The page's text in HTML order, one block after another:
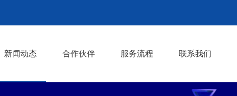
新闻动态 合作伙伴 服务流程 联系我们